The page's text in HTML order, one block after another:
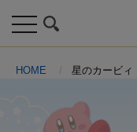
toggle
navigation
HOME 星のカービィ